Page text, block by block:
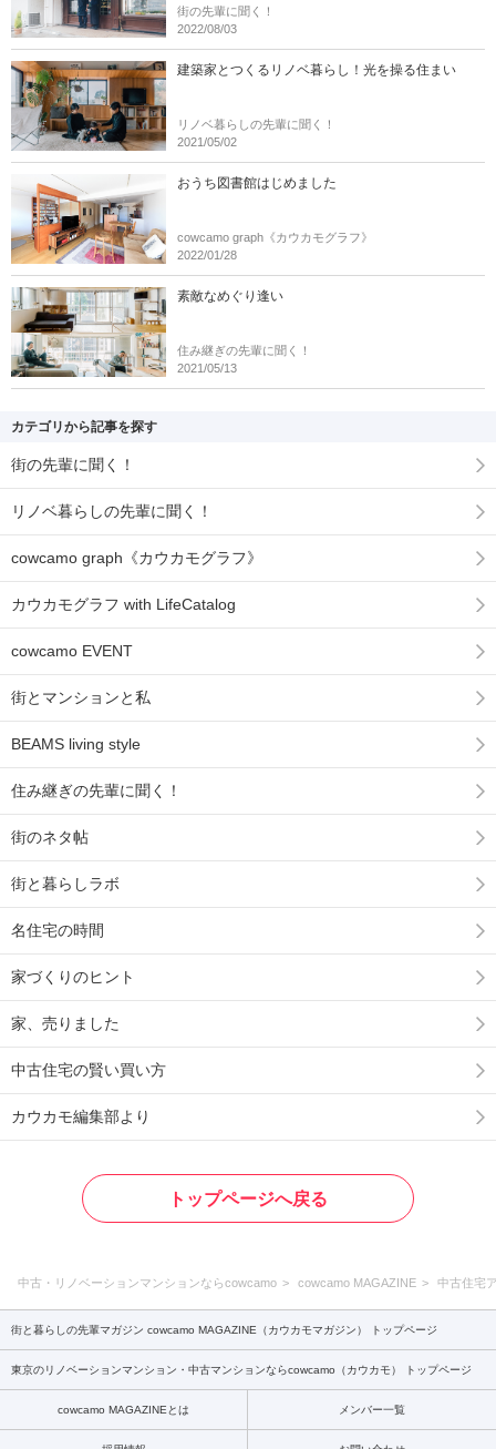
街の先輩に聞く！
2022/08/03
建築家とつくるリノベ暮らし！光を操る住まい
リノベ暮らしの先輩に聞く！
2021/05/02
おうち図書館はじめました
cowcamo graph《カウカモグラフ》
2022/01/28
素敵なめぐり逢い
住み継ぎの先輩に聞く！
2021/05/13
カテゴリから記事を探す
街の先輩に聞く！
リノベ暮らしの先輩に聞く！
cowcamo graph《カウカモグラフ》
カウカモグラフ with LifeCatalog
cowcamo EVENT
街とマンションと私
BEAMS living style
住み継ぎの先輩に聞く！
街のネタ帖
街と暮らしラボ
名住宅の時間
家づくりのヒント
家、売りました
中古住宅の賢い買い方
カウカモ編集部より
トップページへ戻る
中古・リノベーションマンションならcowcamo cowcamo MAGAZINE 中古住宅
街と暮らしの先輩マガジン cowcamo MAGAZINE（カウカモマガジン） トップページ
東京のリノベーションマンション・中古マンションならcowcamo（カウカモ） トップページ
cowcamo MAGAZINEとは メンバー一覧